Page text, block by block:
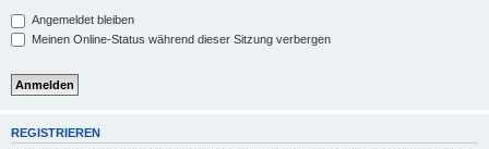
Angemeldet bleiben
Meinen Online-Status während dieser Sitzung verbergen
REGISTRIEREN